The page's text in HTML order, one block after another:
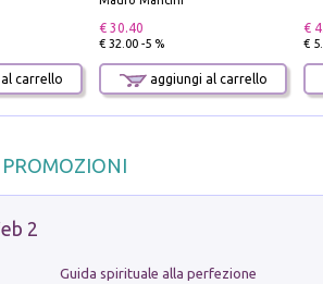
carrello
€ 30.40
€ 32.00 -5 %
aggiungi al carrello
€
€
2
Guida spirituale alla perfezione